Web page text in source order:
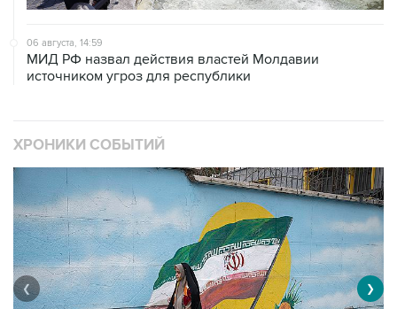
06 августа, 14:59
МИД РФ назвал действия властей Молдавии
источником угроз для республики
ХРОНИКИ СОБЫТИЙ
❮ ❯